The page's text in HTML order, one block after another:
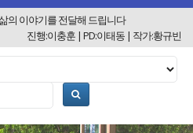
의 이야기를 전달해 드립니다
진행:이충훈 | PD:이태동 | 작가:황규빈